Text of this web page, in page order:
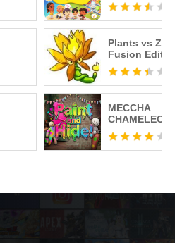
Plants vs
Fusion
MECCHA
CHAMELEON